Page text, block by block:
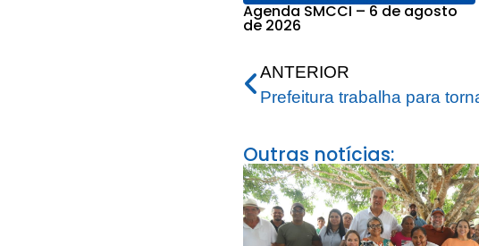
Agenda SMCCI – 6 de agosto
de 2026
ANTERIOR
Outras notícias: